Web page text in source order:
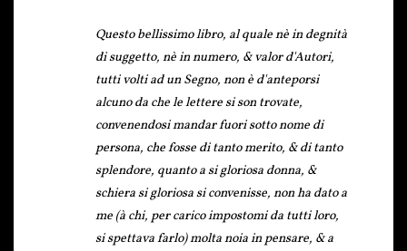
Questo bellissimo libro, al quale nè in degnità
di suggetto, nè in numero, & valor d'Autori,
tutti volti ad un Segno, non è d'anteporsi
alcuno da che le lettere si son trovate,
convenendosi mandar fuori sotto nome di
persona, che fosse di tanto merito, & di tanto
splendore, quanto a si gloriosa donna, &
schiera si gloriosa si convenisse, non ha dato a
me (à chi, per carico impostomi da tutti loro,
si spettava farlo) molta noia in pensare, & a